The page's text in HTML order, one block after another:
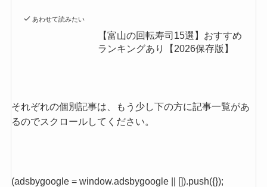
あわせて読みたい
【富山の回転寿司15選】おすすめ
ランキングあり【2026保存版】
それぞれの個別記事は、もう少し下の方に記事一覧があ
るのでスクロールしてください。
(adsbygoogle = window.adsbygoogle || []).push({});